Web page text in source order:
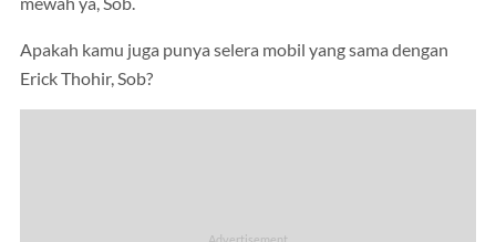
Apakah kamu juga punya selera mobil yang sama dengan
Erick Thohir, Sob?